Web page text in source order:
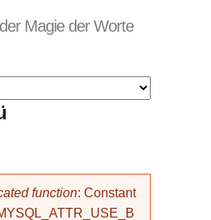
Magie der Worte
function: Constant